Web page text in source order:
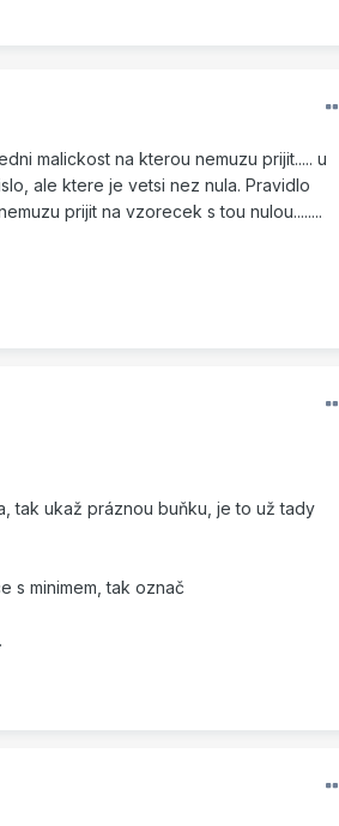
malickost na kterou nemuzu prijit..... u
ale ktere je vetsi nez nula. Pravidlo
prijit na vzorecek s tou nulou........
tak ukaž práznou buňku, je to už tady
s minimem, tak označ